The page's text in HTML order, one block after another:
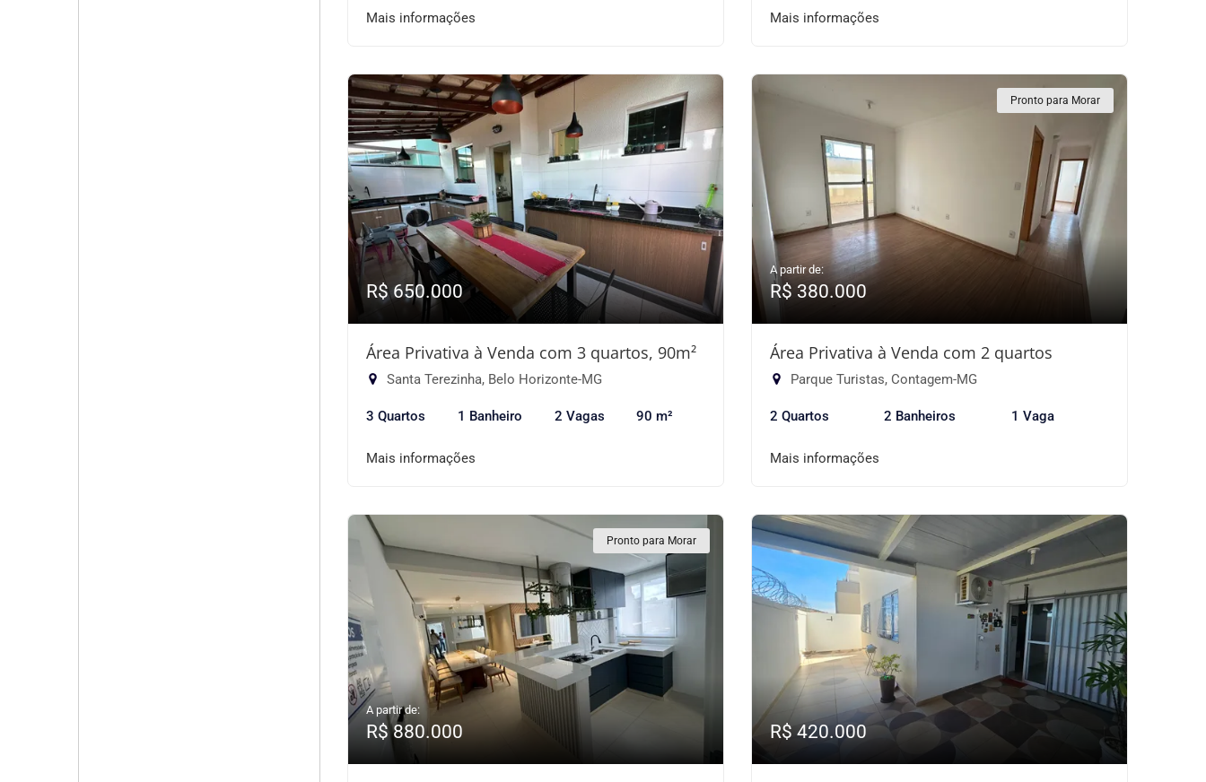
Mais informações Mais informações
R$ 650.000
Área Privativa à Venda com 3 quartos, 90m²
Santa Terezinha, Belo Horizonte-MG
3 Quartos 1 Banheiro 2 Vagas 90 m²
Mais informações
Pronto para Morar
A partir de:
R$ 380.000
Área Privativa à Venda com 2 quartos
Parque Turistas, Contagem-MG
2 Quartos 2 Banheiros 1 Vaga
Mais informações
Pronto para Morar
A partir de:
R$ 880.000 R$ 420.000